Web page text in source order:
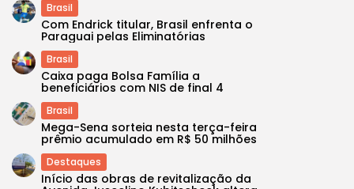
Brasil
Com Endrick titular, Brasil enfrenta o
Paraguai pelas Eliminatórias
Brasil
Caixa paga Bolsa Família a
beneficiários com NIS de final 4
Brasil
Mega-Sena sorteia nesta terça-feira
prêmio acumulado em R$ 50 milhões
Destaques
Início das obras de revitalização da